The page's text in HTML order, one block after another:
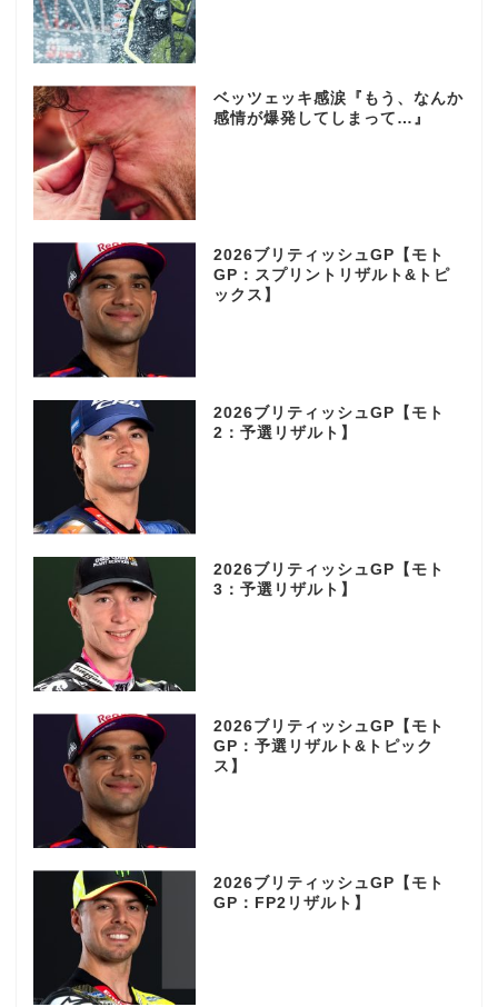
ベッツェッキ感涙『もう、なんか
感情が爆発してしまって…』
2026ブリティッシュGP【モト
GP：スプリントリザルト&トピ
ックス】
2026ブリティッシュGP【モト
2：予選リザルト】
2026ブリティッシュGP【モト
3：予選リザルト】
2026ブリティッシュGP【モト
GP：予選リザルト&トピック
ス】
2026ブリティッシュGP【モト
GP：FP2リザルト】